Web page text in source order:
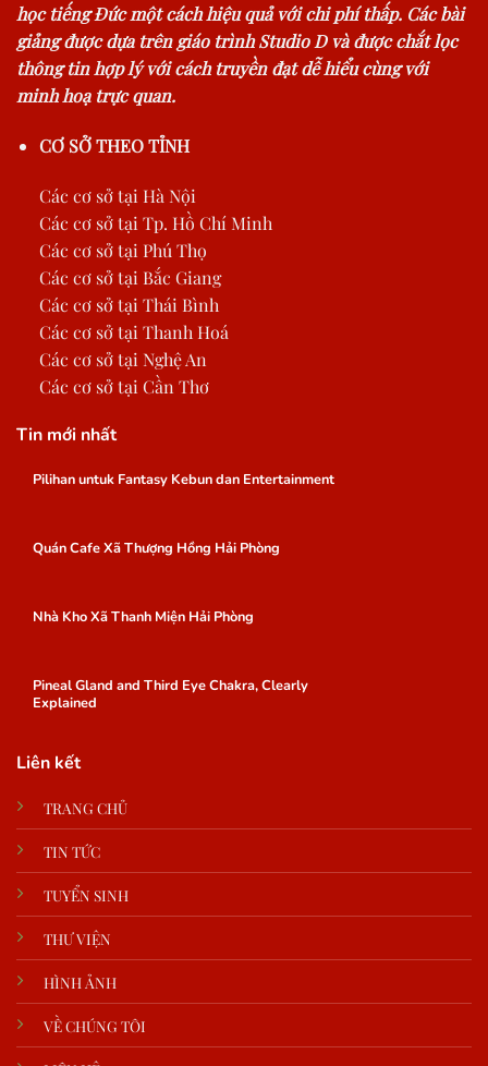
học tiếng Đức một cách hiệu quả với chi phí thấp. Các bài
giảng được dựa trên giáo trình Studio D và được chắt lọc
thông tin hợp lý với cách truyền đạt dễ hiểu cùng với
minh hoạ trực quan.
CƠ SỞ THEO TỈNH
Các cơ sở tại Hà Nội
Các cơ sở tại Tp. Hồ Chí Minh
Các cơ sở tại Phú Thọ
Các cơ sở tại Bắc Giang
Các cơ sở tại Thái Bình
Các cơ sở tại Thanh Hoá
Các cơ sở tại Nghệ An
Các cơ sở tại Cần Thơ
Tin mới nhất
Pilihan untuk Fantasy Kebun dan Entertainment
Quán Cafe Xã Thượng Hồng Hải Phòng
Nhà Kho Xã Thanh Miện Hải Phòng
Pineal Gland and Third Eye Chakra, Clearly
Explained
Liên kết
TRANG CHỦ
TIN TỨC
TUYỂN SINH
THƯ VIỆN
HÌNH ẢNH
VỀ CHÚNG TÔI